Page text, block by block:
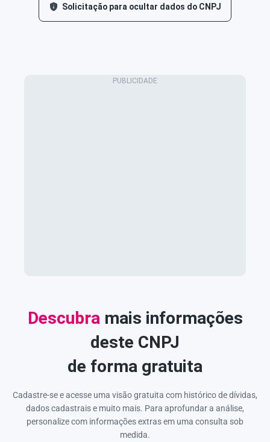
Solicitação para ocultar dados do CNPJ
Descubra mais informações
deste CNPJ
de forma gratuita
Cadastre-se e acesse uma visão gratuita com histórico de dívidas,
dados cadastrais e muito mais. Para aprofundar a análise,
personalize com informações extras em uma consulta sob
medida.